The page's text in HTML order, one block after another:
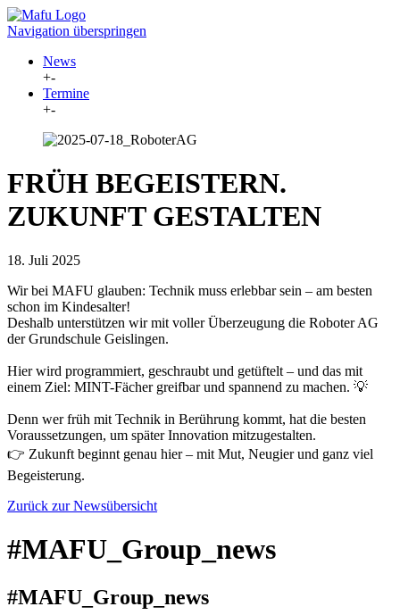
Navigation überspringen
News
+-
Termine
+-
FRÜH BEGEISTERN.
ZUKUNFT GESTALTEN
18. Juli 2025
Wir bei MAFU glauben: Technik muss erlebbar sein – am besten
schon im Kindesalter!
Deshalb unterstützen wir mit voller Überzeugung die Roboter AG
der Grundschule Geislingen.
Hier wird programmiert, geschraubt und getüftelt – und das mit
einem Ziel: MINT-Fächer greifbar und spannend zu machen. 💡
Denn wer früh mit Technik in Berührung kommt, hat die besten
Voraussetzungen, um später Innovation mitzugestalten.
👉 Zukunft beginnt genau hier – mit Mut, Neugier und ganz viel
Begeisterung.
Zurück zur Newsübersicht
#MAFU_Group_news
#MAFU_Group_news